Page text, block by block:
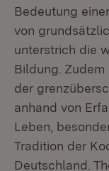
Bedeutung
von
unterstrich die
Bildung.
der
anhand von
Leben,
Tradition der
Deutschland.